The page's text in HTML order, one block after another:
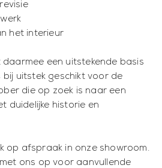
het interieur
een uitstekende basis
uitstek geschikt voor de
die op zoek is naar een
duidelijke historie en
op afspraak in onze showroom.
ons op voor aanvullende